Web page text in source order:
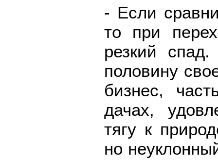
- Если
то при
резкий
половину
бизнес,
дачах,
тягу к
но